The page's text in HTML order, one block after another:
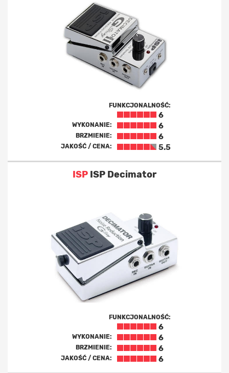
FUNKCJONALNOŚĆ:
6
WYKONANIE: 6
BRZMIENIE: 6
JAKOŚĆ / CENA: 5.5
ISP ISP Decimator
FUNKCJONALNOŚĆ:
6
WYKONANIE: 6
BRZMIENIE: 6
JAKOŚĆ / CENA: 6